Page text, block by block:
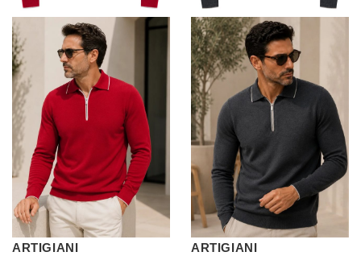
ARTIGIANI ARTIGIANI